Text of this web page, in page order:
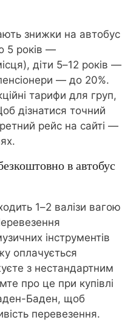
знижки на автобус
5 років —
діти 5–12 років —
— до 20%.
тарифи для груп,
дізнатися точний
рейс на сайті —
в автобус
1–2 валізи вагою
інструментів
оплачується
з нестандартним
про це при купівлі
Баден, щоб
перевезення.